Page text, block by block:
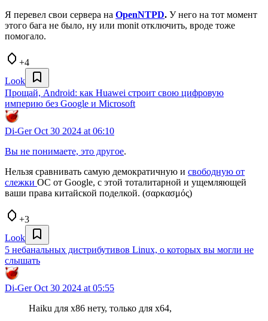
Я перевел свои сервера на OpenNTPD. У него на тот момент
этого бага не было, ну или monit отключить, вроде тоже
помогало.
+4
Look
Прощай, Android: как Huawei строит свою цифровую
империю без Google и Microsoft
Di-GerOct 30 2024 at 06:10
Вы не понимаете, это другое.
Нельзя сравнивать самую демократичную и свободную от
слежки OC от Google, с этой тоталитарной и ущемляющей
ваши права китайской поделкой. (σαρκασμός)
+3
Look
5 небанальных дистрибутивов Linux, о которых вы могли не
слышать
Di-GerOct 30 2024 at 05:55
Haiku для x86 нету, только для x64,